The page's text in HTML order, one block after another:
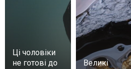
Ці чоловіки
не готові до
Великі